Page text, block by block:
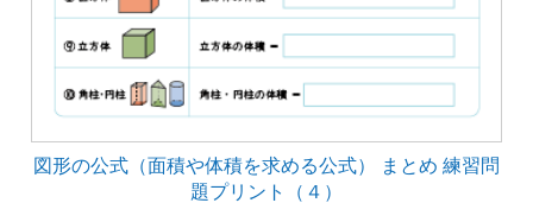
図形の公式（面積や体積を求める公式） まとめ 練習問
題プリント（４）